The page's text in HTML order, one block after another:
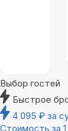
Выбор гостей
Быстрое
4 095 ₽ за
Стоимость за